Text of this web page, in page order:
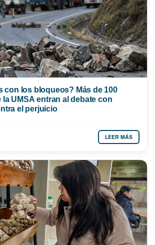
con los bloqueos? Más de 100
UMSA entran al debate con
el perjuicio
LEER MÁS